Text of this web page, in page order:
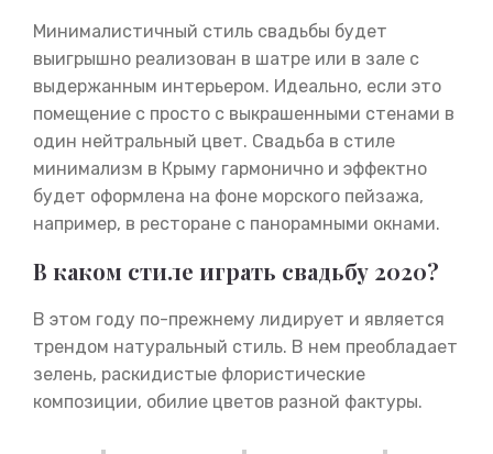
Минималистичный стиль свадьбы будет
выигрышно реализован в шатре или в зале с
выдержанным интерьером. Идеально, если это
помещение с просто с выкрашенными стенами в
один нейтральный цвет. Свадьба в стиле
минимализм в Крыму гармонично и эффектно
будет оформлена на фоне морского пейзажа,
например, в ресторане с панорамными окнами.
В каком стиле играть свадьбу 2020?
В этом году по-прежнему лидирует и является
трендом натуральный стиль. В нем преобладает
зелень, раскидистые флористические
композиции, обилие цветов разной фактуры.